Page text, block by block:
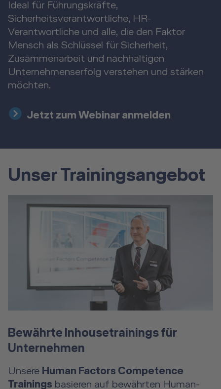
Ideal für Führungskräfte,
Sicherheitsverantwortliche, HR-
Verantwortliche und alle, die den Faktor
Mensch als Schlüssel für Sicherheit,
Zusammenarbeit und nachhaltigen
Unternehmenserfolg verstehen und stärken
möchten.
Jetzt zum Webinar anmelden
Unser Trainingsangebot
Bewährte Inhousetrainings für
Unternehmen
Unsere Human Factors Competence
Trainings basieren auf bewährten Human-